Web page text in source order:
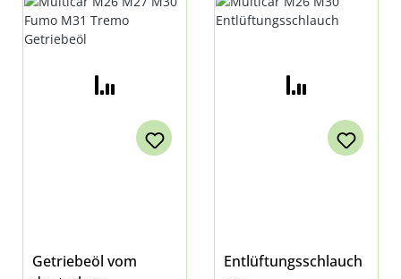
Getriebeöl vom
Entlüftungsschlauch